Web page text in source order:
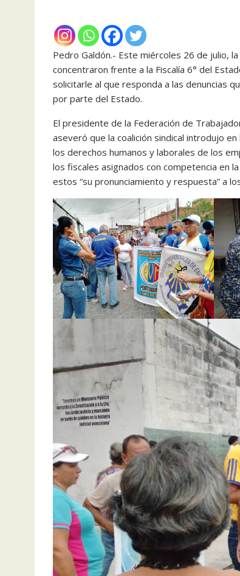
Pedro Galdón.- Este miércoles 26 de julio,
concentraron frente a la Fiscalía 6° del
solicitarle al que responda a las denuncias
por parte del Estado.
El presidente de la Federación de
aseveró que la coalición sindical introdujo
los derechos humanos y laborales de los
los fiscales asignados con competencia en
estos “su pronunciamiento y respuesta” a